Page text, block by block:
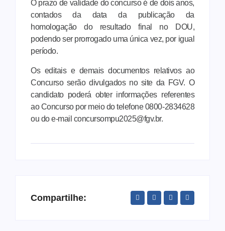
O prazo de validade do concurso é de dois anos,
contados da data da publicação da
homologação do resultado final no DOU,
podendo ser prorrogado uma única vez, por igual
período.
Os editais e demais documentos relativos ao
Concurso serão divulgados no site da FGV. O
candidato poderá obter informações referentes
ao Concurso por meio do telefone 0800-2834628
ou do e-mail concursompu2025@fgv.br.
Compartilhe: